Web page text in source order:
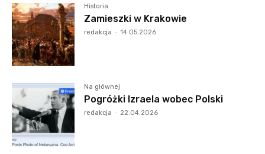
Historia
Zamieszki w Krakowie
redakcja - 14.05.2026
Na głównej
Pogróżki Izraela wobec Polski
redakcja - 22.04.2026